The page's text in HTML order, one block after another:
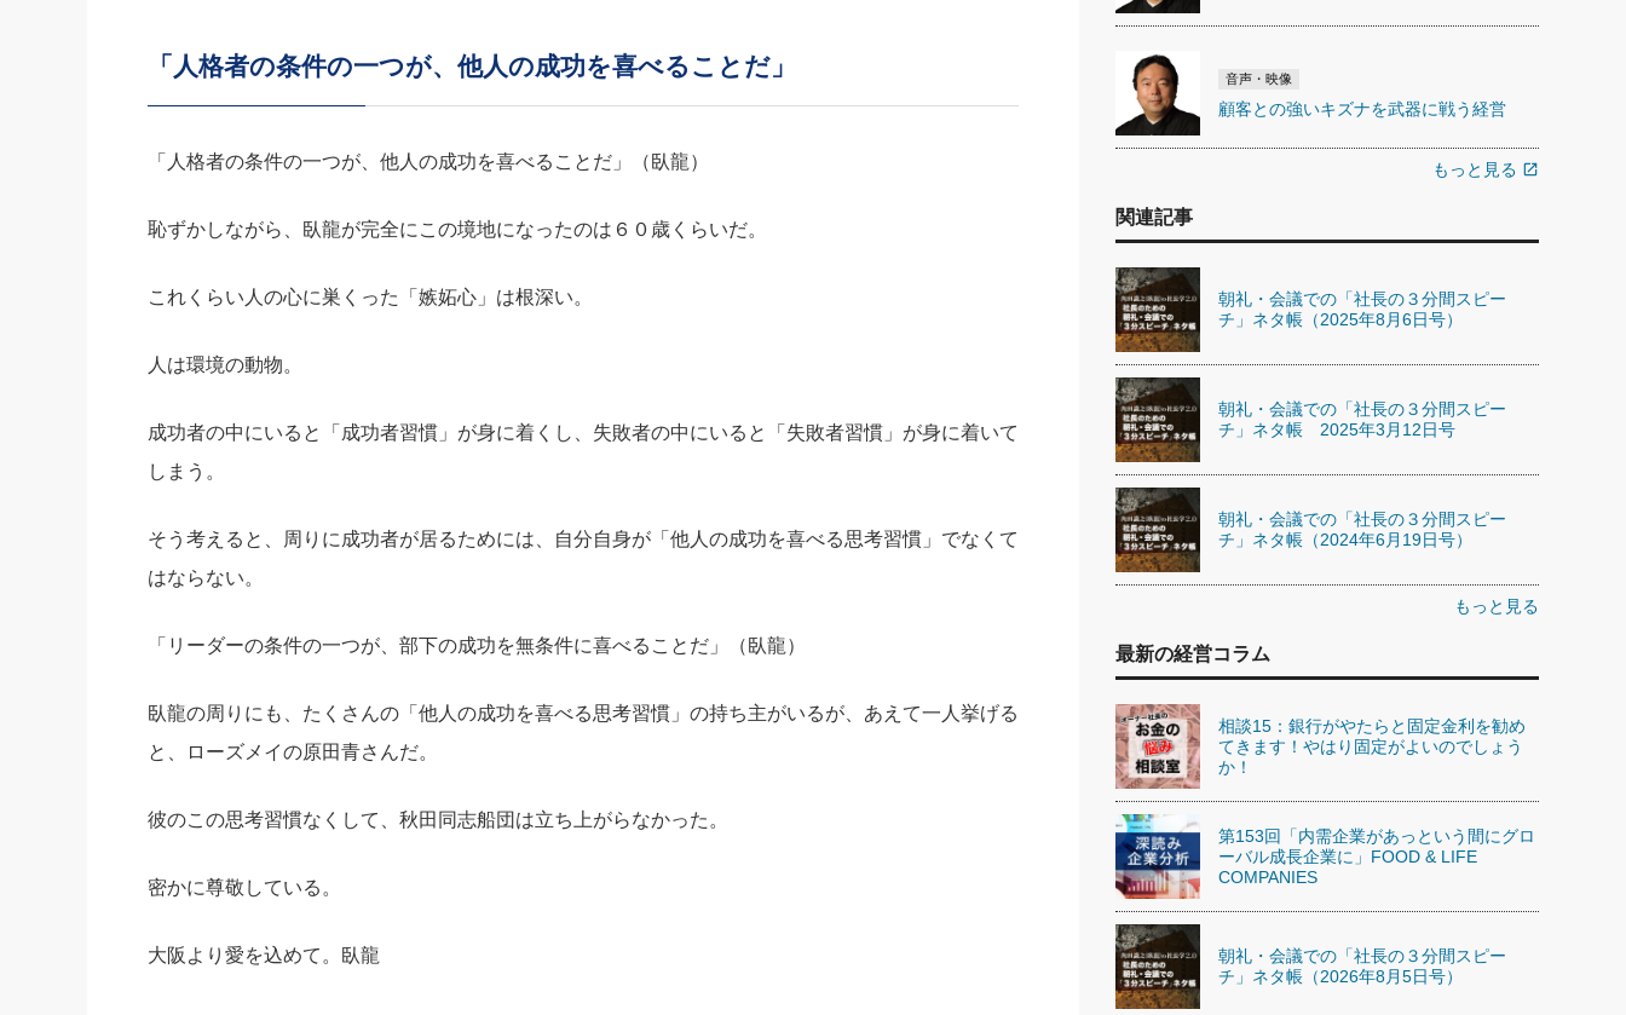
「人格者の条件の一つが、他人の成功を喜べることだ」
「人格者の条件の一つが、他人の成功を喜べることだ」（臥龍）
恥ずかしながら、臥龍が完全にこの境地になったのは６０歳くらいだ。
これくらい人の心に巣くった「嫉妬心」は根深い。
人は環境の動物。
成功者の中にいると「成功者習慣」が身に着くし、失敗者の中にいると「失敗者習慣」が身に着いて
しまう。
そう考えると、周りに成功者が居るためには、自分自身が「他人の成功を喜べる思考習慣」でなくて
はならない。
「リーダーの条件の一つが、部下の成功を無条件に喜べることだ」（臥龍）
臥龍の周りにも、たくさんの「他人の成功を喜べる思考習慣」の持ち主がいるが、あえて一人挙げる
と、ローズメイの原田青さんだ。
彼のこの思考習慣なくして、秋田同志船団は立ち上がらなかった。
密かに尊敬している。
大阪より愛を込めて。臥龍
音声・映像
顧客との強いキズナを武器に戦う経営
もっと見る open_in_new
関連記事
朝礼・会議での「社長の３分間スピー
チ」ネタ帳（2025年8月6日号）
朝礼・会議での「社長の３分間スピー
チ」ネタ帳 2025年3月12日号
朝礼・会議での「社長の３分間スピー
チ」ネタ帳（2024年6月19日号）
もっと見る
最新の経営コラム
相談15：銀行がやたらと固定金利を勧め
てきます！やはり固定がよいのでしょう
か！
第153回「内需企業があっという間にグロ
ーバル成長企業に」FOOD & LIFE
COMPANIES
朝礼・会議での「社長の３分間スピー
チ」ネタ帳（2026年8月5日号）